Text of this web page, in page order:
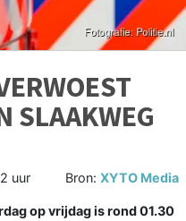
SLAAKWEG
uur Bron: XYTO Media
op vrijdag is rond 01.30